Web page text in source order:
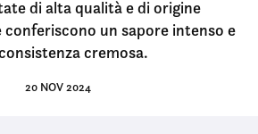
di alta qualità e di origine
un sapore intenso e
cremosa.
20 NOV 2024